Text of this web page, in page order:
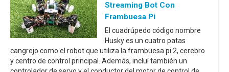
Streaming Bot Con
Frambuesa Pi
El cuadrúpedo código nombre
Husky es un cuatro patas
cangrejo como el robot que utiliza la frambuesa pi 2, cerebro
y centro de control principal. Además, incluí también un